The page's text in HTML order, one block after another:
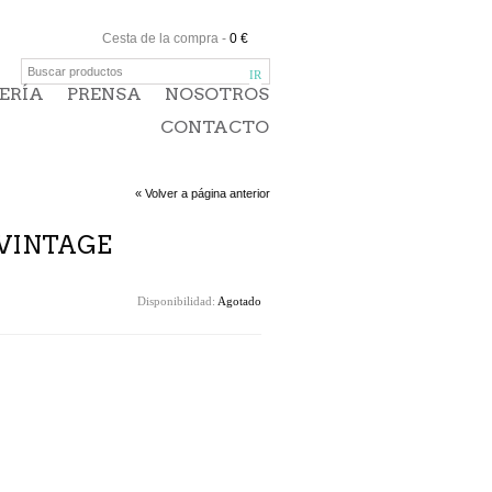
Cesta de la compra - 0 €
PRENSA
NOSOTROS
CONTACTO
« Volver a página anterior
Disponibilidad: Agotado